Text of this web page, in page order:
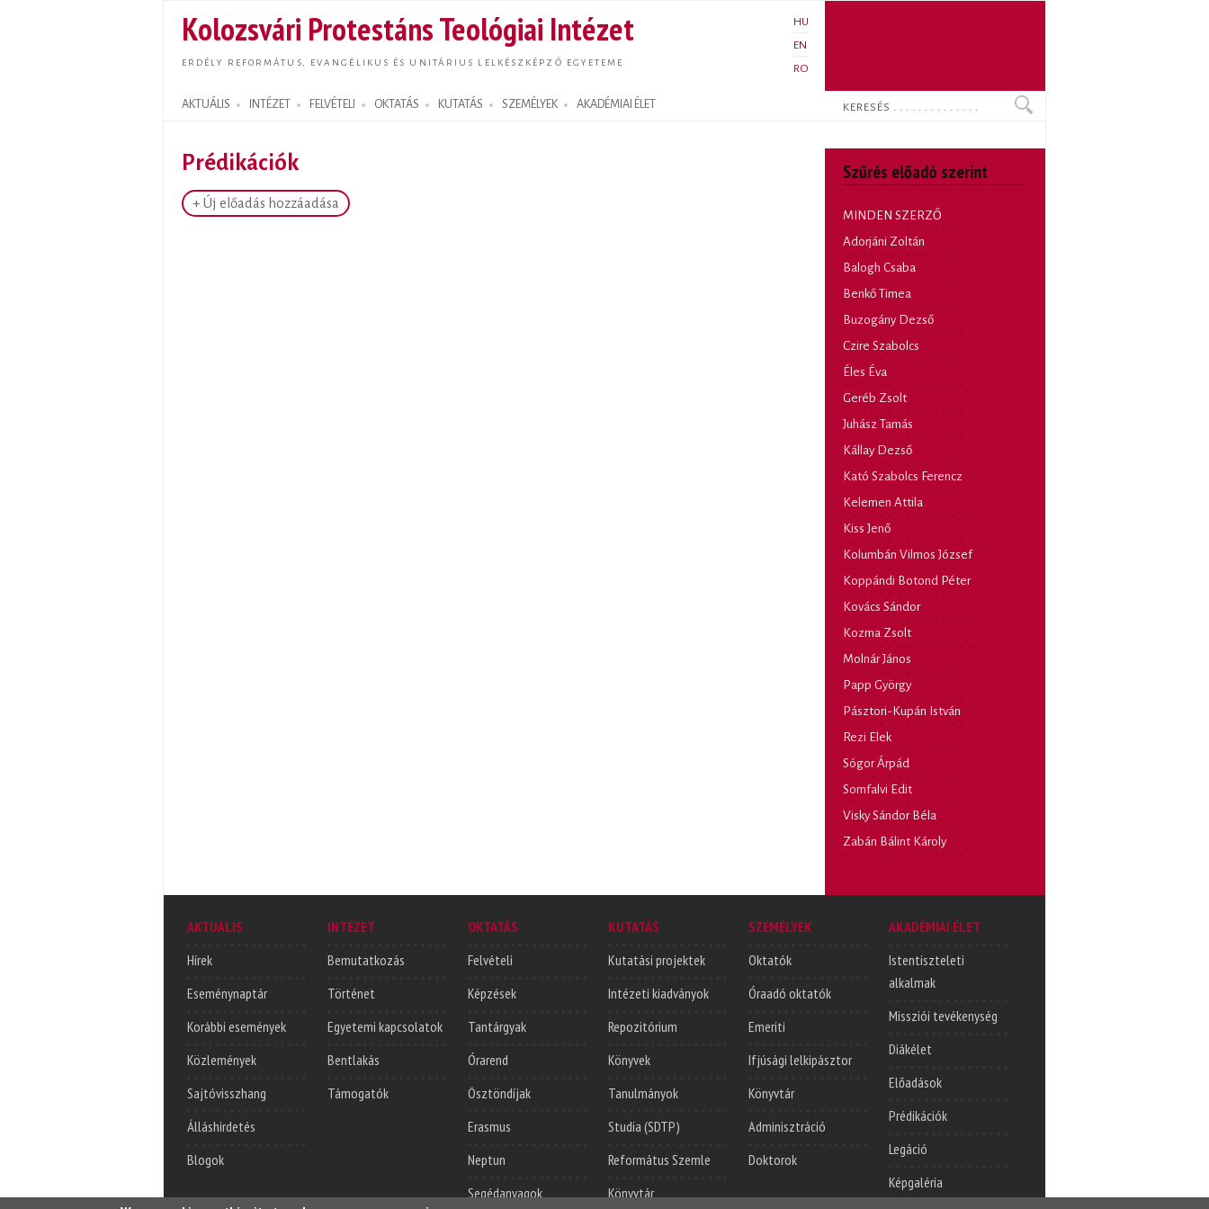
tartalomra
Kolozsvári Protestáns Teológiai Intézet
ERDÉLY REFORMÁTUS, EVANGÉLIKUS ÉS UNITÁRIUS LELKÉSZKÉPZŐ EGYETEME
HU
EN
RO
AKTUÁLIS INTÉZET FELVÉTELI OKTATÁS KUTATÁS SZEMÉLYEK AKADÉMIAI ÉLET
Search form
Keresés
Prédikációk
+ Új előadás hozzáadása
Szűrés előadó szerint
MINDEN SZERZŐ
Adorjáni Zoltán
Balogh Csaba
Benkő Timea
Buzogány Dezső
Czire Szabolcs
Éles Éva
Geréb Zsolt
Juhász Tamás
Kállay Dezső
Kató Szabolcs Ferencz
Kelemen Attila
Kiss Jenő
Kolumbán Vilmos József
Koppándi Botond Péter
Kovács Sándor
Kozma Zsolt
Molnár János
Papp György
Pásztori-Kupán István
Rezi Elek
Sógor Árpád
Somfalvi Edit
Visky Sándor Béla
Zabán Bálint Károly
AKTUÁLIS
Hírek
Eseménynaptár
Korábbi események
Közlemények
Sajtóvisszhang
Álláshirdetés
Blogok
INTÉZET
Bemutatkozás
Történet
Egyetemi kapcsolatok
Bentlakás
Támogatók
OKTATÁS
Felvételi
Képzések
Tantárgyak
Órarend
Ösztöndíjak
Erasmus
Neptun
Segédanyagok
KUTATÁS
Kutatási projektek
Intézeti kiadványok
Repozitórium
Könyvek
Tanulmányok
Studia (SDTP)
Református Szemle
Könyvtár
SZEMÉLYEK
Oktatók
Óraadó oktatók
Emeriti
Ifjúsági lelkipásztor
Könyvtár
Adminisztráció
Doktorok
AKADÉMIAI ÉLET
Istentiszteleti
alkalmak
Missziói tevékenység
Diákélet
Előadások
Prédikációk
Legáció
Képgaléria